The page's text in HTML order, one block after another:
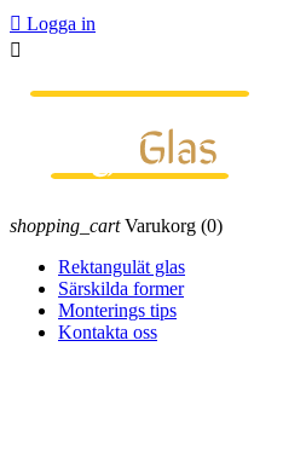
 Logga in

shopping_cart Varukorg (0)
Rektangulät glas
Särskilda former
Monterings tips
Kontakta oss